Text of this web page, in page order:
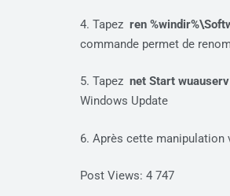
4. Tapez ren
commande permet de
5. Tapez net Start wuauserv
Windows Update
6. Après cette manipulation
Post Views: 4 747